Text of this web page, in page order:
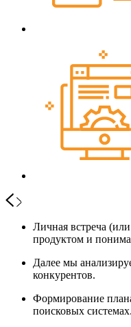
Личная встреча
продуктом и
Далее мы
конкурентов.
Формирование
поисковых системах.